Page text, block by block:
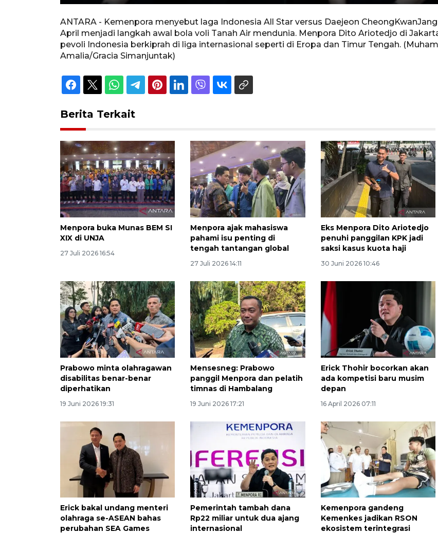
Unmute Play
ANTARA - Kemenpora menyebut laga Indonesia All Star versus Daejeon
April menjadi langkah awal bola voli Tanah Air mendunia. Menpora Dito Ariotedjo di
pevoli Indonesia berkiprah di liga internasional seperti di Eropa dan Timur Tengah.
Amalia/Gracia Simanjuntak)
Berita Terkait
Menpora buka Munas BEM SI
XIX di UNJA
27 Juli 2026 16:54
Menpora ajak mahasiswa
pahami isu penting di
tengah tantangan global
27 Juli 2026 14:11
Eks Menpora Dito Ariotedjo
penuhi panggilan KPK jadi
saksi kasus kuota haji
30 Juni 2026 10:46
Prabowo minta olahragawan
disabilitas benar-benar
diperhatikan
19 Juni 2026 19:31
Mensesneg: Prabowo
panggil Menpora dan pelatih
timnas di Hambalang
19 Juni 2026 17:21
Erick Thohir bocorkan akan
ada kompetisi baru musim
depan
16 April 2026 07:11
Erick bakal undang menteri
olahraga se-ASEAN bahas
perubahan SEA Games
Pemerintah tambah dana
Rp22 miliar untuk dua ajang
internasional
Kemenpora gandeng
Kemenkes jadikan RSON
ekosistem terintegrasi